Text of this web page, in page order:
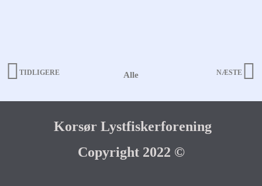
TIDLIGERE NÆSTE
Alle
Korsør Lystfiskerforening
Copyright 2022 ©